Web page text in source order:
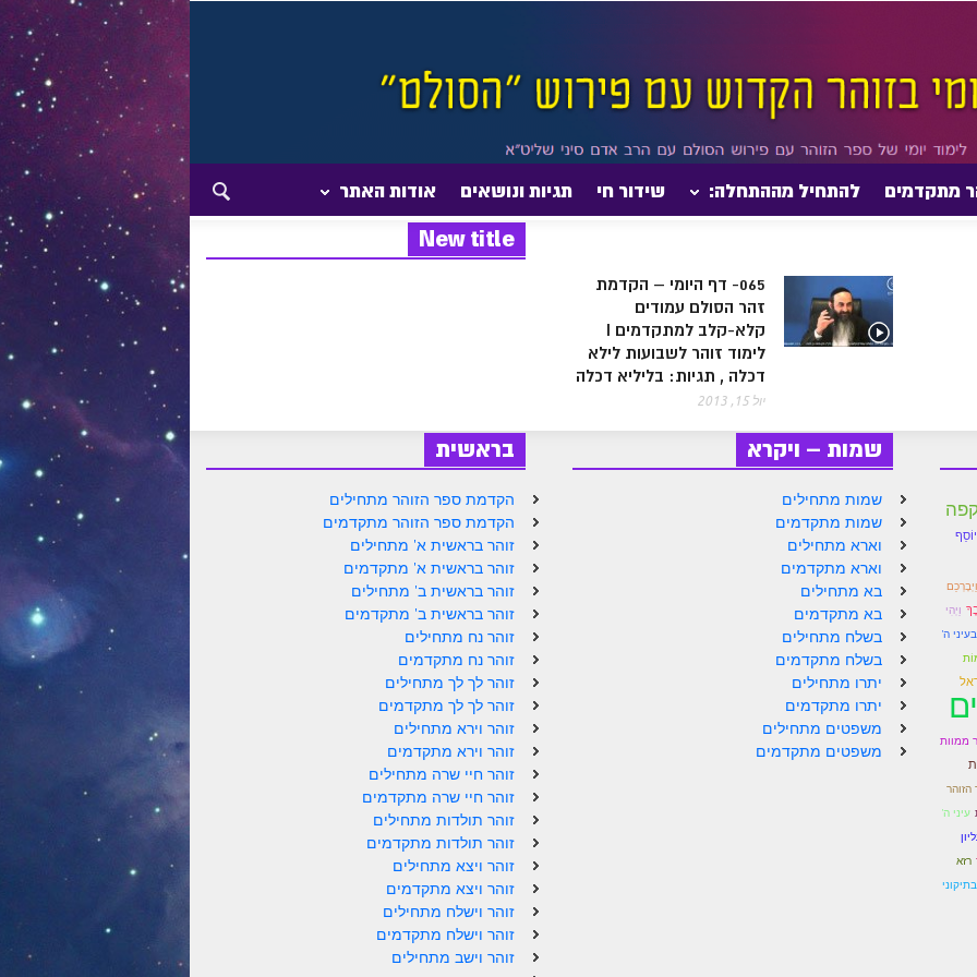
מתקדמים להתחיל מההתחלה: שידור חי תגיות ונושאים אודות האתר
New title
065- דף היומי – הקדמת
זהר הסולם עמודים
קלא-קלב למתקדמים I
לימוד זוהר לשבועות לילא
דכלה , תגיות: בליליא דכלה
יול 15, 2013
בראשית
הקדמת ספר הזוהר מתחילים
הקדמת ספר הזוהר מתקדמים
זוהר בראשית א' מתחילים
זוהר בראשית א' מתקדמים
זוהר בראשית ב' מתחילים
זוהר בראשית ב' מתקדמים
זוהר נח מתחילים
זוהר נח מתקדמים
זוהר לך לך מתחילים
זוהר לך לך מתקדמים
זוהר וירא מתחילים
זוהר וירא מתקדמים
זוהר חיי שרה מתחילים
זוהר חיי שרה מתקדמים
זוהר תולדות מתחילים
זוהר תולדות מתקדמים
זוהר ויצא מתחילים
זוהר ויצא מתקדמים
זוהר וישלח מתחילים
זוהר וישלח מתקדמים
זוהר וישב מתחילים
שמות – ויקרא
שמות מתחילים
שמות מתקדמים
וארא מתחילים
וארא מתקדמים
בא מתחילים
בא מתקדמים
בשלח מתחילים
בשלח מתקדמים
יתרו מתחילים
יתרו מתקדמים
משפטים מתחילים
משפטים מתקדמים
וַיְבָרְכֵם
וַיְהִי
ה'
ממוות
הזוהר
עיני ה'
רזא